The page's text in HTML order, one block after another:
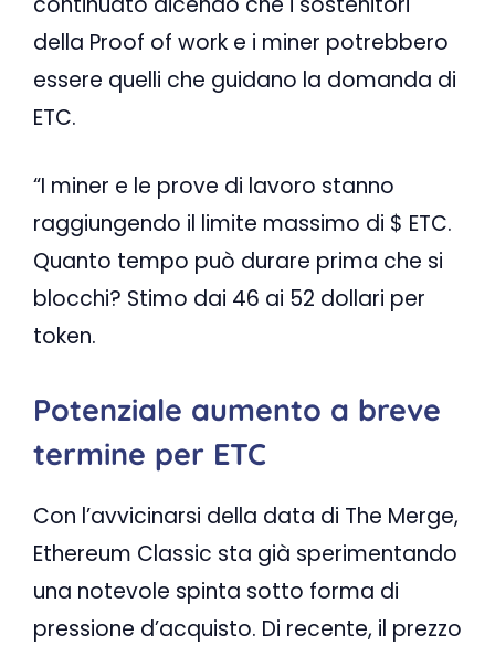
della Proof of work e i miner potrebbero
essere quelli che guidano la domanda di
ETC.
“I miner e le prove di lavoro stanno
raggiungendo il limite massimo di $ ETC.
Quanto tempo può durare prima che si
blocchi? Stimo dai 46 ai 52 dollari per
token.
Potenziale aumento a breve
termine per ETC
Con l’avvicinarsi della data di The Merge,
Ethereum Classic sta già sperimentando
una notevole spinta sotto forma di
pressione d’acquisto. Di recente, il prezzo